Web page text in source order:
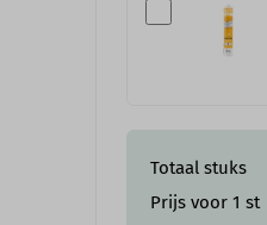
Totaal stuks
Prijs voor 1 st